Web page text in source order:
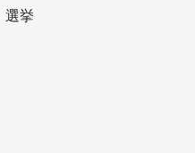
選挙